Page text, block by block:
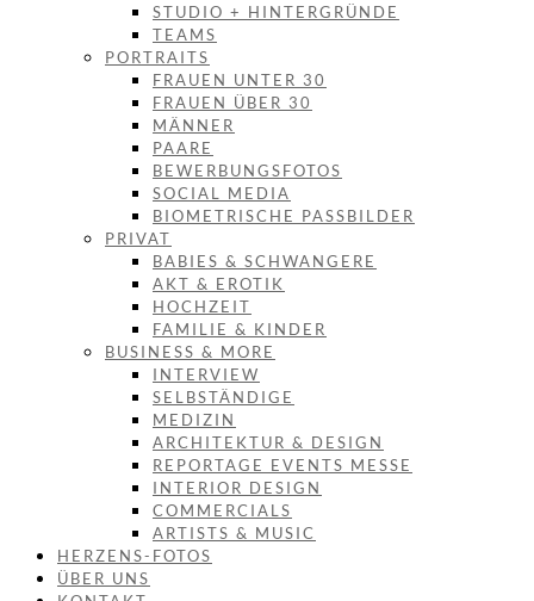
STUDIO + HINTERGRÜNDE
TEAMS
PORTRAITS
FRAUEN UNTER 30
FRAUEN ÜBER 30
MÄNNER
PAARE
BEWERBUNGSFOTOS
SOCIAL MEDIA
BIOMETRISCHE PASSBILDER
PRIVAT
BABIES & SCHWANGERE
AKT & EROTIK
HOCHZEIT
FAMILIE & KINDER
BUSINESS & MORE
INTERVIEW
SELBSTÄNDIGE
MEDIZIN
ARCHITEKTUR & DESIGN
REPORTAGE EVENTS MESSE
INTERIOR DESIGN
COMMERCIALS
ARTISTS & MUSIC
HERZENS-FOTOS
ÜBER UNS